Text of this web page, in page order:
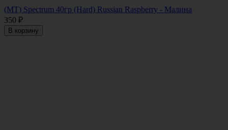
(MT) Spectrum 40гр (Hard) Russian Raspberry - Малина
350 ₽
В корзину